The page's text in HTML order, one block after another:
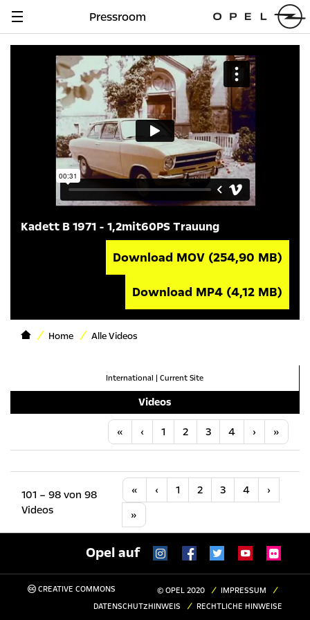
Navigation
Pressroom
Kadett B 1971 - 1,2mit60PS Trauung
Download MOV (254,90 MB)
Download MP4 (4,12 MB)
Home Alle Videos
International | Current Site
Videos
« Anfang
‹ Vorherige
1 2 3 4 ›Nächste
»
101 – 98 von 98
Videos
« Anfang
‹ Vorherige
1 2 3 4 ›Nächste
»
Opel auf
CREATIVE COMMONS © OPEL 2020
IMPRESSUM
DATENSCHUTZHINWEIS
RECHTLICHE HINWEISE